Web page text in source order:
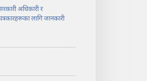
अधिकारी र
लागि जानकारी